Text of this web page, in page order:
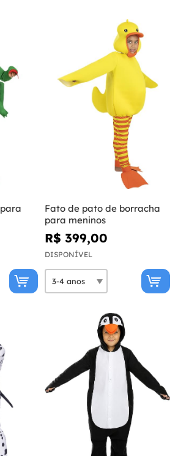
Fato de pato de borracha
para meninos
R$ 399,00
DISPONÍVEL